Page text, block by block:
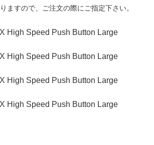
ますので、ご注文の際にご指定下さい。